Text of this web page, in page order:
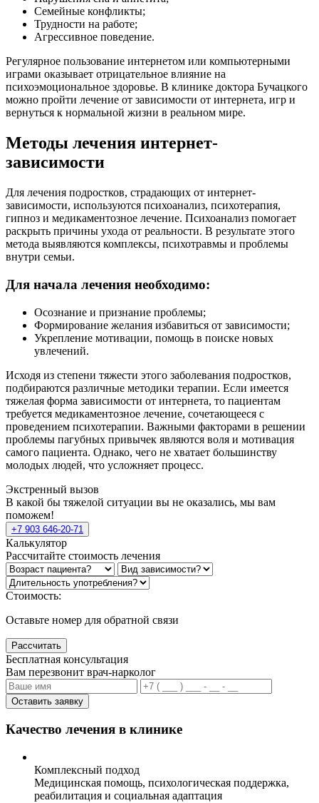
Семейные конфликты;
Трудности на работе;
Агрессивное поведение.
Регулярное пользование интернетом или компьютерными
играми оказывает отрицательное влияние на
психоэмоциональное здоровье. В клинике доктора Бучацкого
можно пройти лечение от зависимости от интернета, игр и
вернуться к нормальной жизни в реальном мире.
Методы лечения интернет-
зависимости
Для лечения подростков, страдающих от интернет-
зависимости, используются психоанализ, психотерапия,
гипноз и медикаментозное лечение. Психоанализ помогает
раскрыть причины ухода от реальности. В результате этого
метода выявляются комплексы, психотравмы и проблемы
внутри семьи.
Для начала лечения необходимо:
Осознание и признание проблемы;
Формирование желания избавиться от зависимости;
Укрепление мотивации, помощь в поиске новых
увлечений.
Исходя из степени тяжести этого заболевания подростков,
подбираются различные методики терапии. Если имеется
тяжелая форма зависимости от интернета, то пациентам
требуется медикаментозное лечение, сочетающееся с
проведением психотерапии. Важными факторами в решении
проблемы пагубных привычек являются воля и мотивация
самого пациента. Однако, чего не хватает большинству
молодых людей, что усложняет процесс.
Экстренный вызов
В какой бы тяжелой ситуации вы не оказались, мы вам
поможем!
+7 903 646-20-71
Калькулятор
Рассчитайте стоимость лечения
Стоимость:
Оставьте номер для обратной связи
Рассчитать
Бесплатная консультация
Вам перезвонит врач-нарколог
Оставить заявку
Качество лечения в клинике
Комплексный подход
Медицинская помощь, психологическая поддержка,
реабилитация и социальная адаптация